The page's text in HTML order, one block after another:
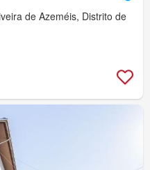
de Azeméis, Distrito de